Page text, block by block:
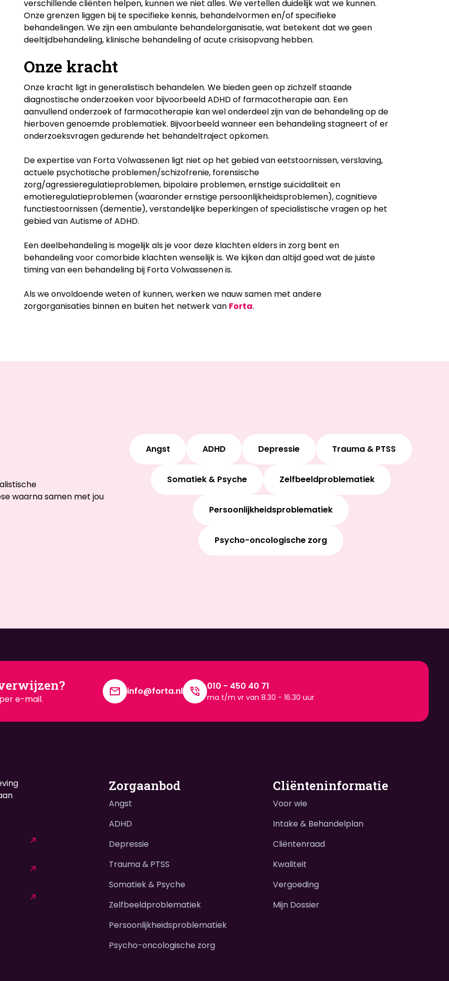
verschillende cliënten helpen, kunnen we niet alles. We vertellen duidelijk wat we kunnen.
Onze grenzen liggen bij te specifieke kennis, behandelvormen en/of specifieke
behandelingen. We zijn een ambulante behandelorganisatie, wat betekent dat we geen
deeltijdbehandeling, klinische behandeling of acute crisisopvang hebben.
Onze kracht
Onze kracht ligt in generalistisch behandelen. We bieden geen op zichzelf staande
diagnostische onderzoeken voor bijvoorbeeld ADHD of farmacotherapie aan. Een
aanvullend onderzoek of farmacotherapie kan wel onderdeel zijn van de behandeling op de
hierboven genoemde problematiek. Bijvoorbeeld wanneer een behandeling stagneert of er
onderzoeksvragen gedurende het behandeltraject opkomen.
De expertise van Forta Volwassenen ligt niet op het gebied van eetstoornissen, verslaving,
actuele psychotische problemen/schizofrenie, forensische
zorg/agressieregulatieproblemen, bipolaire problemen, ernstige suïcidaliteit en
emotieregulatieproblemen (waaronder ernstige persoonlijkheidsproblemen), cognitieve
functiestoornissen (dementie), verstandelijke beperkingen of specialistische vragen op het
gebied van Autisme of ADHD.
Een deelbehandeling is mogelijk als je voor deze klachten elders in zorg bent en
behandeling voor comorbide klachten wenselijk is. We kijken dan altijd goed wat de juiste
timing van een behandeling bij Forta Volwassenen is.
Als we onvoldoende weten of kunnen, werken we nauw samen met andere
zorgorganisaties binnen en buiten het netwerk van Forta.
waarna samen met jou
Angst ADHD Depressie Trauma & PTSS
Somatiek & Psyche Zelfbeeldproblematiek
Persoonlijkheidsproblematiek
Psycho-oncologische zorg
e-mail.
info@forta.nl 010 - 450 40 71
ma t/m vr van 8.30 - 16.30 uur
Zorgaanbod
Angst
ADHD
Depressie
Trauma & PTSS
Somatiek & Psyche
Zelfbeeldproblematiek
Persoonlijkheidsproblematiek
Psycho-oncologische zorg
Cliënteninformatie
Voor wie
Intake & Behandelplan
Cliëntenraad
Kwaliteit
Vergoeding
Mijn Dossier